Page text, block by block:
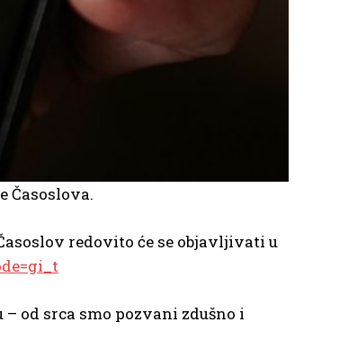
Časoslova.
redovito će se objavljivati u
od srca smo pozvani zdušno i